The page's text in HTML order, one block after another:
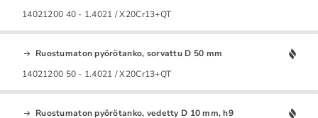
14021200 40 - 1.4021 / X20Cr13+QT
Ruostumaton pyörötanko, sorvattu D 50 mm
14021200 50 - 1.4021 / X20Cr13+QT
Ruostumaton pyörötanko, vedetty D 10 mm, h9